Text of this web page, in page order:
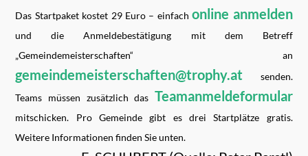
Das Startpaket kostet 29 Euro – einfachonline anmelden
und die Anmeldebestätigung mit dem Betreff
„Gemeindemeisterschaften“ an
gemeindemeisterschaften@trophy.at senden.
Teams müssen zusätzlich das Teamanmeldeformular
mitschicken. Pro Gemeinde gibt es drei Startplätze gratis.
Weitere Informationen finden Sie unten.